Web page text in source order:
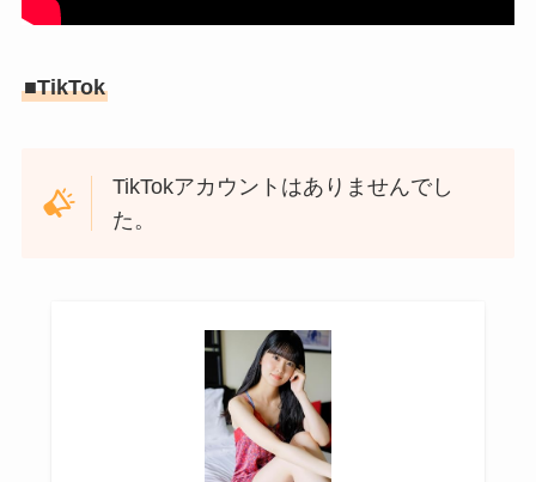
■TikTok
TikTokアカウントはありませんでし
た。